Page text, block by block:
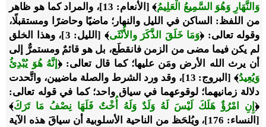
وَالنَّهَارِ وَهُوَ السَّمِيعُ الْعَلِيمُ﴾
[الأنعام: 13]، والمراد كما هو ظاهر
من اللفظ: الساكن في الليل والنهار؛ ماضيًا وحاضرًا ومستقبلًا،
وقوله تعالى: ﴿وَمَا خَلَقَ الذَّكَرَ والأُنْثَى﴾
[الليل: 3]، وهذا الخلق
لم يكن فيما مضى من الزمن فانقطَع، بل هو قائمٌ ومستمرٌّ إلى
أن يرث الله الأرض ومَن عليها؛ كما قال تعالى:﴿إنَّهُ هُوَ يُبْدِئُ
وَيُعِيدُ﴾
[البروج: 13]، وقد ورد الشرط والصلة ماضيين، واتَّحدت
دلالة زمانيهما؛ لوقوعهما في سياق واحد؛ كما في قوله تعالى:
﴿إِنِ امْرُؤٌ هَلَكَ لَيْسَ لَهُ وَلَدٌ وَلَهُ أُخْتٌ فَلَهَا نِصْفُ مَا تَرَكَ﴾
[النساء: 176]، ويُلحَظ من الناحية الأسلوبية أن سياقَ هذه الآية